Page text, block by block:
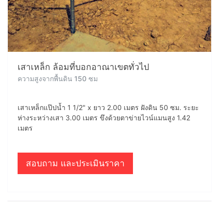
เสาเหล็ก ล้อมที่บอกอาณาเขตทั่วไป
ความสูงจากพื้นดิน 150 ซม
เสาเหล็กแป๊ปน้ำ 1 1/2" x ยาว 2.00 เมตร ฝังดิน 50 ซม. ระยะ
ห่างระหว่างเสา 3.00 เมตร ขึงด้วยตาข่ายไวน์แมนสูง 1.42
เมตร
สอบถาม และประเมินราคา